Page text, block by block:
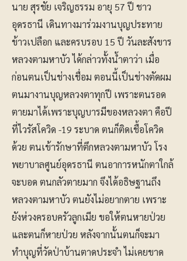
นาย สุรชัย เจริญธรรม อายุ 57 ปี ชาว
อุดรธานี เดินทางมาร่วมงานบุญประทาย
ข้าวเปลือก และครบรอบ 15 ปี วันละสังขาร
หลวงตามหาบัว ได้กล่าวทั้งน้ำตาว่า เมื่อ
ก่อนตนเป็นช่างเชื่อม ตอนนี้เป็นช่างตัดผม
ตนมางานบุญหลวงตาทุกปี เพราะตนรอด
ตายมาได้เพราะบุญบารมีของหลวงตา คือปี
ที่ไวรัสโควิด -19 ระบาด ตนก็ติดเชื้อโควิด
ด้วย ตนเข้ารักษาที่ตึกหลวงตามหาบัว โรง
พยาบาลศูนย์อุดรธานี ตนอาการหนักตาใกล้
จะบอด ตนกลัวตายมาก จึงได้อธิษฐานถึง
หลวงตามหาบัว ตนยังไม่อยากตาย เพราะ
ยังห่วงครอบครัวลูกเมีย ขอให้ตนหายป่วย
และตนก็หายป่วย หลังจากนั้นตนก็จะมา
ทำบุญที่วัดป่าบ้านตาดประจำ ไม่เคยขาด